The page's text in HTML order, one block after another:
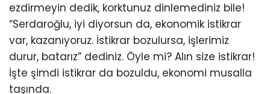
ezdirmeyin dedik, korktunuz dinlemediniz bile!
“Serdaroğlu, iyi diyorsun da, ekonomik istikrar
var, kazanıyoruz. İstikrar bozulursa, işlerimiz
durur, batarız” dediniz. Öyle mi? Alın size istikrar!
İşte şimdi istikrar da bozuldu, ekonomi musalla
taşında.